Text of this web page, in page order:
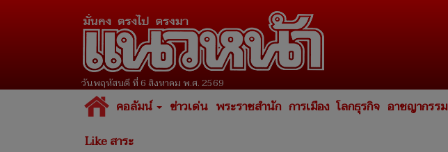
วันพฤหัสบดี ที่ 6 สิงหาคม พ.ศ. 2569
คอลัมน์ ข่าวเด่น พระราชสำนัก การเมือง โลกธุรกิจ อาชญากรรม
Like สาระ